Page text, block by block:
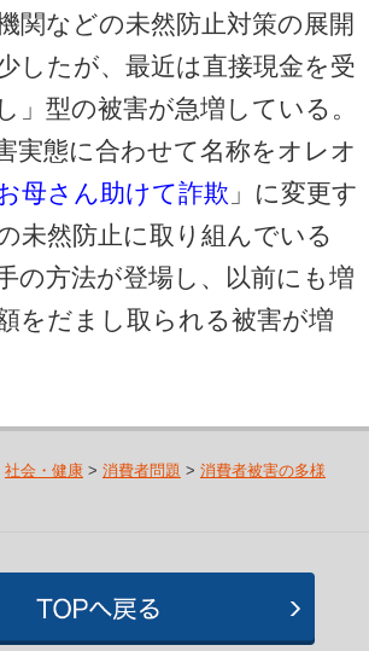
関などの未然防止対策の展開
したが、最近は直接現金を受
」型の被害が急増している。
実態に合わせて名称をオレオ
母さん助けて詐欺 」に変更す
未然防止に取り組んでいる
の方法が登場し、以前にも増
をだまし取られる被害が増
社会・健康> 消費者問題 > 消費者被害の多様